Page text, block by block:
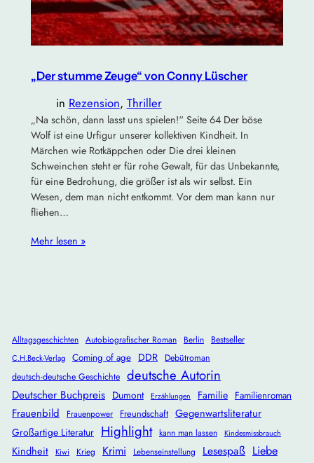
„Der stumme Zeuge“ von Conny Lüscher
in Rezension, Thriller
„Na schön, dann lasst uns spielen!“ Seite 64 Der böse
Wolf ist eine Urfigur unserer kollektiven Kindheit. In
Märchen wie Rotkäppchen oder Die drei kleinen
Schweinchen steht er für rohe Gewalt, für das Unbekannte,
für eine Bedrohung, die größer ist als wir selbst. Ein
Wesen, dem man nicht entkommt. Vor dem man kann nur
fliehen…
Mehr lesen »
Alltagsgeschichten Autobiografischer Roman Berlin Bestseller
C.H.Beck-Verlag Coming of age DDR
Debütroman
deutsch-deutsche Geschichte deutsche Autorin
Deutscher Buchpreis Dumont Erzählungen Familie Familienroman
Frauenbild Frauenpower Freundschaft Gegenwartsliteratur
Großartige Literatur Highlight kann man lassen Kindesmissbrauch
Kindheit Kiwi Krieg Krimi Lebenseinstellung Lesespaß Liebe